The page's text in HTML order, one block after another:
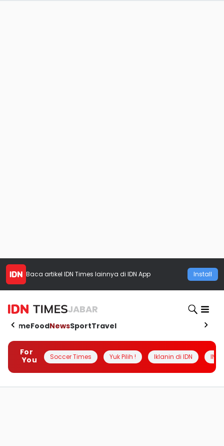
Baca artikel IDN Times lainnya di IDN App Install
JABAR
HomeFoodNewsSportTravel
For
You
Soccer Times Yuk Pilih ! Iklanin di IDN